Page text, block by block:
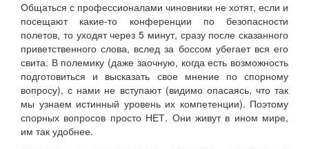
Общаться с профессионалами чиновники не хотят, если и
посещают какие-то конференции по безопасности
полетов, то уходят через 5 минут, сразу после сказанного
приветственного слова, вслед за боссом убегает вся его
свита. В полемику (даже заочную, когда есть возможность
подготовиться и высказать свое мнение по спорному
вопросу), с нами не вступают (видимо опасаясь, что так
мы узнаем истинный уровень их компетенции). Поэтому
спорных вопросов просто НЕТ. Они живут в ином мире,
им так удобнее.